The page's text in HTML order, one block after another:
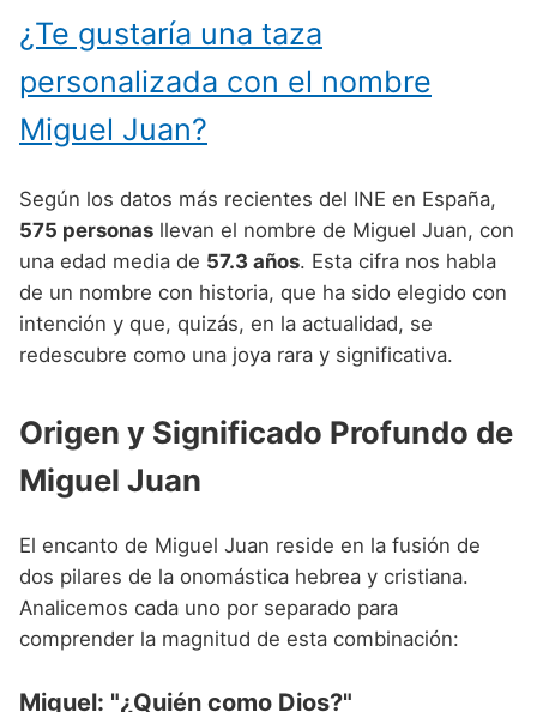
Nombres de niño que empiezan por I
Nombres de niño que empiezan por J
Nombres de niño que empiezan por K
Nombres de niño que empiezan por M
Nombres de niño que empiezan por N
Nombres de niño que empiezan por O
Nombres de niño que empiezan por P
Nombres de niño que empiezan por R
Nombres de niño que empiezan por S
Nombres de niño que empiezan por T
Nombres de niño que empiezan por U
Nombres de niño que empiezan por V
Nombres de Niño Catalanes
Nombres de Niño Extremeños
Nombres de Niño Gallegos
Nombres de Niño Murcianos
Nombres de Niño Navarros
Nombres de Niño Riojanos
Nombres de Niño Valencianos
Nombres de Niño Vikingos
Nombres de Niño Hispanoamericanos
Nombres de Niño Ingleses
Nombres de Niño Italianos
Nombres de Niño Judíos
Nombres de Niño Marroquíes
Nombres de Niño Portugueses
Nombres de Niño Rumanos
Nombres de Niño Suecos
¿Te gustaría una taza
personalizada con el nombre
Miguel Juan?
Según los datos más recientes del INE en España,
575 personas llevan el nombre de Miguel Juan, con
una edad media de 57.3 años. Esta cifra nos habla
de un nombre con historia, que ha sido elegido con
intención y que, quizás, en la actualidad, se
redescubre como una joya rara y significativa.
Origen y Significado Profundo de
Miguel Juan
El encanto de Miguel Juan reside en la fusión de
dos pilares de la onomástica hebrea y cristiana.
Analicemos cada uno por separado para
comprender la magnitud de esta combinación:
Miguel: "¿Quién como Dios?"